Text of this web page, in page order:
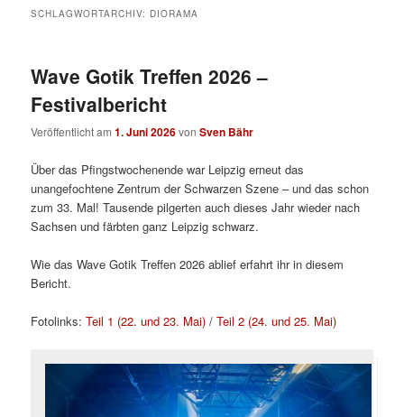
SCHLAGWORTARCHIV: DIORAMA
Wave Gotik Treffen 2026 –
Festivalbericht
Veröffentlicht am1. Juni 2026vonSven Bähr
Über das Pfingstwochenende war Leipzig erneut das
unangefochtene Zentrum der Schwarzen Szene – und das schon
zum 33. Mal! Tausende pilgerten auch dieses Jahr wieder nach
Sachsen und färbten ganz Leipzig schwarz.
Wie das Wave Gotik Treffen 2026 ablief erfahrt ihr in diesem
Bericht.
Fotolinks:Teil 1 (22. und 23. Mai) /Teil 2 (24. und 25. Mai)